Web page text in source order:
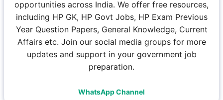
opportunities across India. We offer free resources,
including HP GK, HP Govt Jobs, HP Exam Previous
Year Question Papers, General Knowledge, Current
Affairs etc. Join our social media groups for more
updates and support in your government job
preparation.
WhatsApp Channel